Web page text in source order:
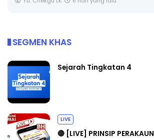
SEGMEN KHAS
Sejarah Tingkatan 4
LIVE
🔴 [LIVE] PRINSIP